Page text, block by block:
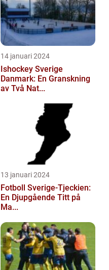
14 januari 2024
Ishockey Sverige
Danmark: En Granskning
av Två Nat...
13 januari 2024
Fotboll Sverige-Tjeckien:
En Djupgående Titt på
Ma...